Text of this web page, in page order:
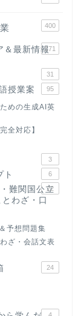
400
＆最新情報171
31
授業案 95
めの生成AI英
全対応】
3
ト 6
難関国公立
わざ・口
22
予想問題集
ざ・会話文表
24